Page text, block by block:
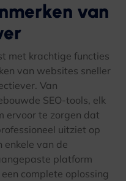
van
met krachtige functies
van websites sneller
Van
SEO-tools, elk
ervoor te zorgen dat
uitziet op
van de
platform
complete oplossing